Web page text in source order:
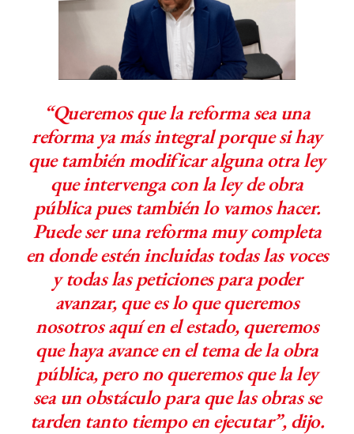
“Queremos que la reforma sea una
reforma ya más integral porque si hay
que también modificar alguna otra ley
que intervenga con la ley de obra
pública pues también lo vamos hacer.
Puede ser una reforma muy completa
en donde estén incluidas todas las voces
y todas las peticiones para poder
avanzar, que es lo que queremos
nosotros aquí en el estado, queremos
que haya avance en el tema de la obra
pública, pero no queremos que la ley
sea un obstáculo para que las obras se
tarden tanto tiempo en ejecutar”, dijo.